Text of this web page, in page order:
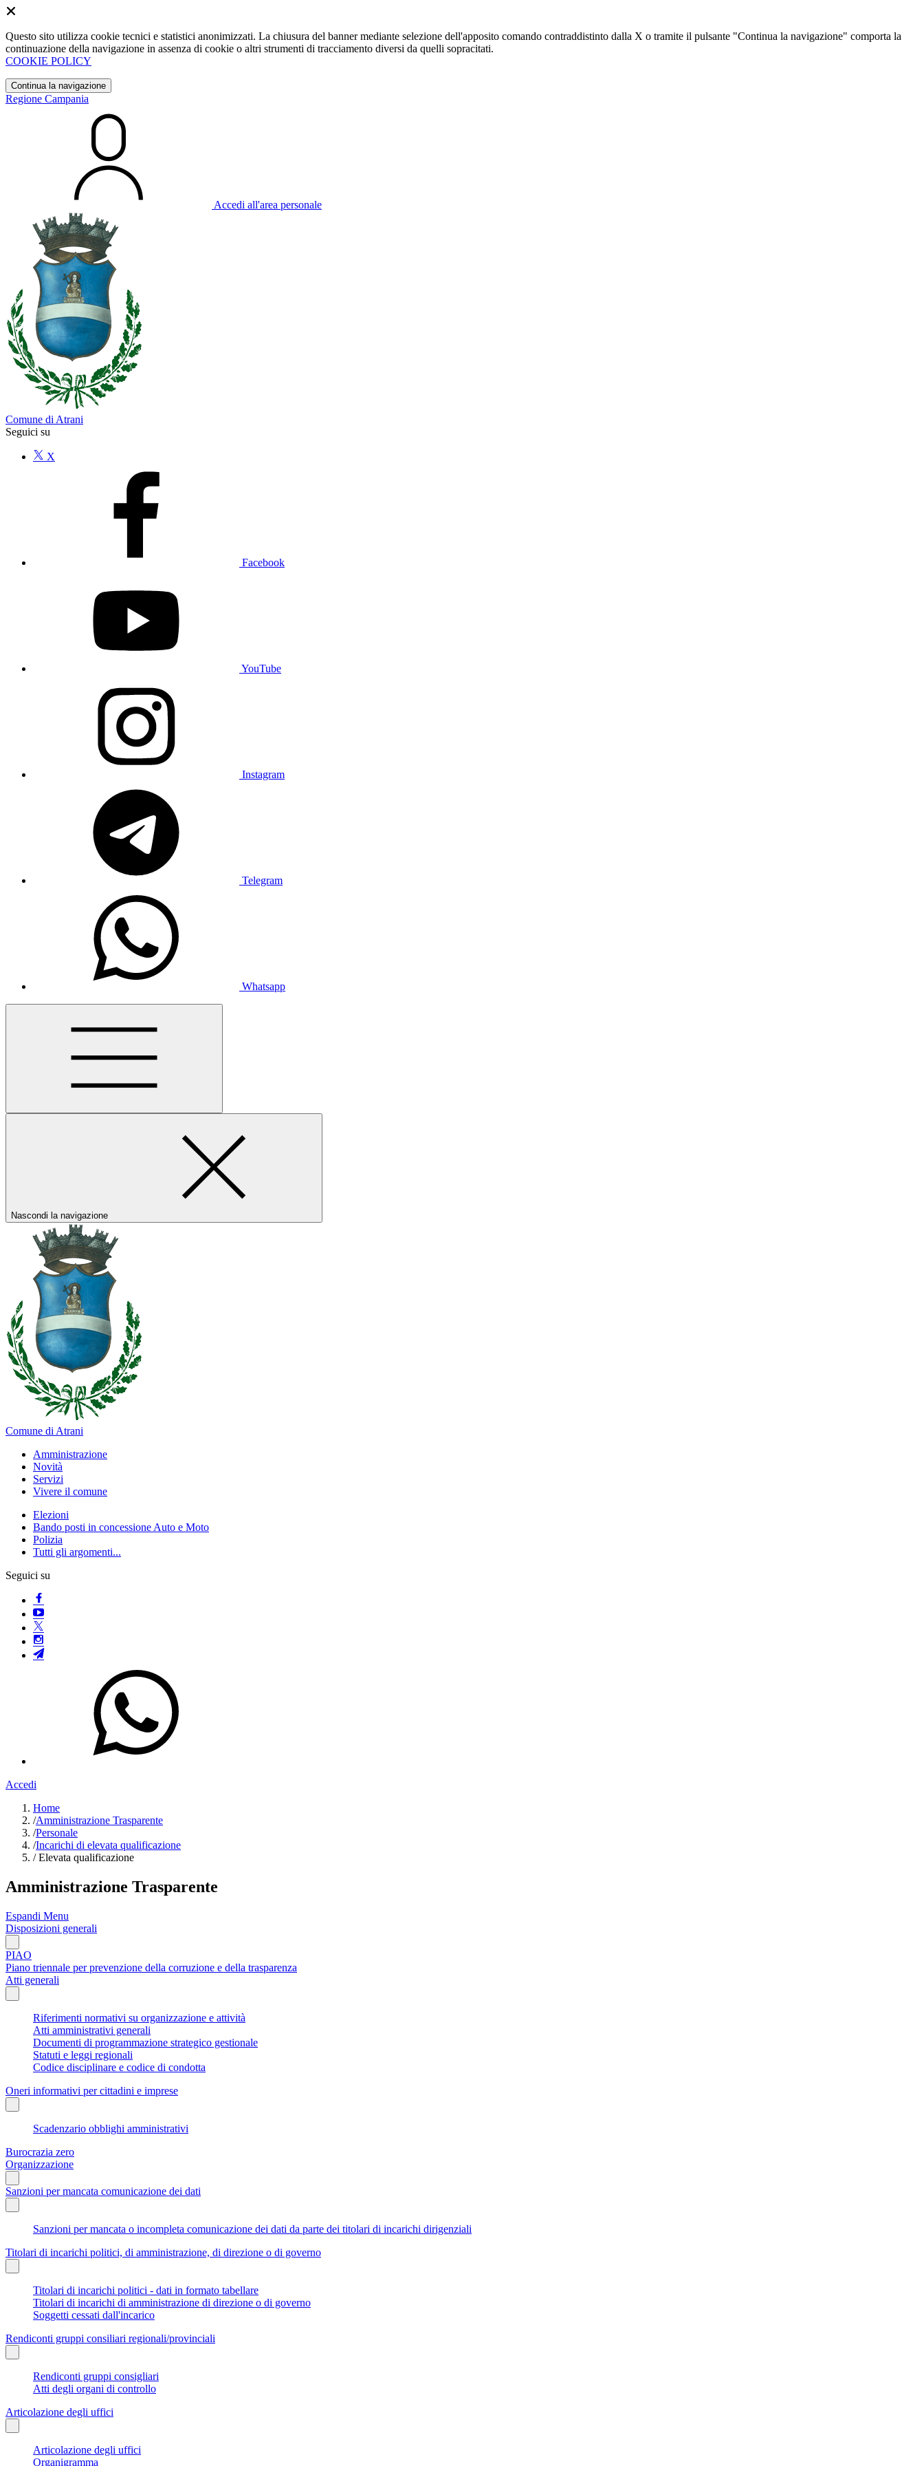
Questo sito utilizza cookie tecnici e statistici anonimizzati. La chiusura del banner mediante selezione dell'apposito comando contraddistinto dalla X o tramite il pulsante "Continua la navigazione" comporta la
continuazione della navigazione in assenza di cookie o altri strumenti di tracciamento diversi da quelli sopracitati.
COOKIE POLICY
Continua la navigazione
Regione Campania
Accedi all'area personale
Comune di Atrani
Seguici su
X
Facebook
YouTube
Instagram
Telegram
Whatsapp
Nascondi la navigazione
Comune di Atrani
Amministrazione
Novità
Servizi
Vivere il comune
Elezioni
Bando posti in concessione Auto e Moto
Polizia
Tutti gli argomenti...
Seguici su
Accedi
Home
/Amministrazione Trasparente
/Personale
/Incarichi di elevata qualificazione
/Elevata qualificazione
Amministrazione Trasparente
Espandi Menu
Disposizioni generali
PIAO
Piano triennale per prevenzione della corruzione e della trasparenza
Atti generali
Riferimenti normativi su organizzazione e attività
Atti amministrativi generali
Documenti di programmazione strategico gestionale
Statuti e leggi regionali
Codice disciplinare e codice di condotta
Oneri informativi per cittadini e imprese
Scadenzario obblighi amministrativi
Burocrazia zero
Organizzazione
Sanzioni per mancata comunicazione dei dati
Sanzioni per mancata o incompleta comunicazione dei dati da parte dei titolari di incarichi dirigenziali
Titolari di incarichi politici, di amministrazione, di direzione o di governo
Titolari di incarichi politici - dati in formato tabellare
Titolari di incarichi di amministrazione di direzione o di governo
Soggetti cessati dall'incarico
Rendiconti gruppi consiliari regionali/provinciali
Rendiconti gruppi consigliari
Atti degli organi di controllo
Articolazione degli uffici
Articolazione degli uffici
Organigramma